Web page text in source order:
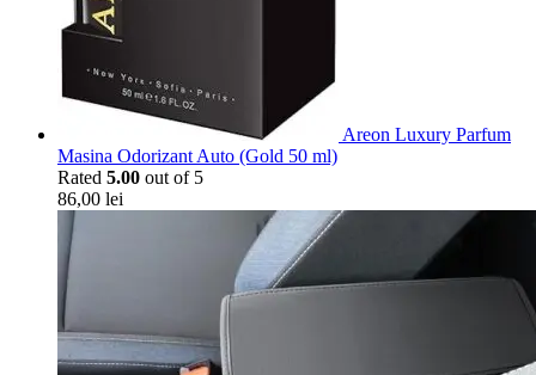
Areon Luxury Parfum
Masina Odorizant Auto (Gold 50 ml)
Rated 5.00 out of 5
86,00 lei